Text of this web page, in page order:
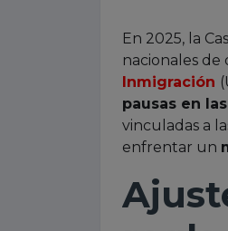
En 2025, la
nacionales de
Inmigración
pausas en
vinculadas a
enfrentar un